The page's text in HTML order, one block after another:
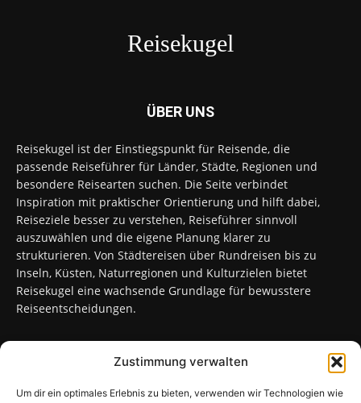
Zustimmung verwalten
Um dir ein optimales Erlebnis zu bieten, verwenden wir Technologien wie
Reisekugel
ÜBER UNS
Reisekugel ist der Einstiegspunkt für Reisende, die
passende Reiseführer für Länder, Städte, Regionen und
besondere Reisearten suchen. Die Seite verbindet
Inspiration mit praktischer Orientierung und hilft dabei,
Reiseziele besser zu verstehen, Reiseführer sinnvoll
auszuwählen und die eigene Planung klarer zu
strukturieren. Von Städtereisen über Rundreisen bis zu
Inseln, Küsten, Naturregionen und Kulturzielen bietet
Reisekugel eine wachsende Grundlage für bewusstere
Reiseentscheidungen.
FOLGT UNS